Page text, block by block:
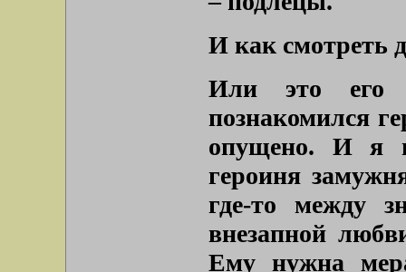
И как смотреть
Или это его
познакомился
опущено. И я
героиня
где-то между
внезапной
Ему нужна